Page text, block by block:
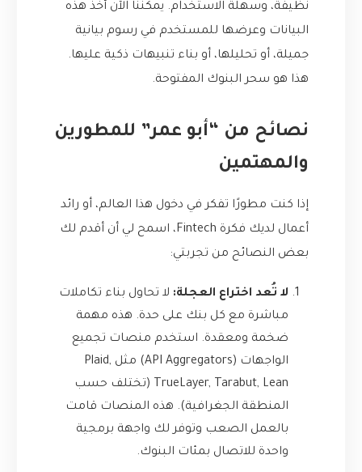
نظيفة، وسهلة الاستخدام. يمكننا الآن أخذ هذه
البيانات وعرضها للمستخدم في رسوم بيانية
جميلة، أو تحليلها، أو بناء تنبيهات ذكية عليها.
هذا هو سحر البنوك المفتوحة.
نصائح من “أبو عمر” للمطورين
والمهتمين
إذا كنت مطورًا تفكر في دخول هذا العالم، أو رائد
أعمال لديك فكرة Fintech، اسمح لي أن أقدم لك
بعض النصائح من تجربتي:
لا تُعد اختراع العجلة: لا تحاول بناء تكاملات
مباشرة مع كل بنك على حدة. هذه مهمة
ضخمة ومعقدة. استخدم منصات تجميع
الواجهات (API Aggregators) مثل Plaid,
TrueLayer, Tarabut, Lean (تختلف حسب
المنطقة الجغرافية). هذه المنصات قامت
بالعمل الصعب وتوفر لك واجهة برمجية
واحدة للاتصال بمئات البنوك.